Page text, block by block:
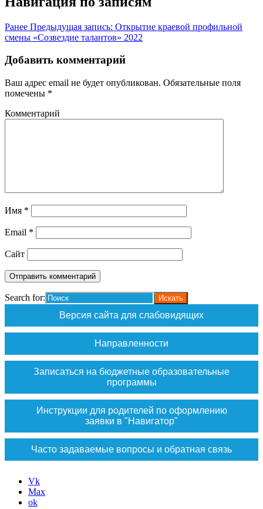
Ранее Предыдущая запись: Открытие краевой профильной
смены «Созвездие талантов» 2022
Добавить комментарий
Ваш адрес email не будет опубликован. Обязательные поля
помечены *
Комментарий
Имя *
Email *
Сайт
Search for:
Версия сайта для слабовидящих
Направленности
Записаться на бюджетные образовательные
программы
Инструкции для родителей по оформлению
заявки в "Навигатор"
Часто задаваемые вопросы и обратная связь
Vk
Max
ok